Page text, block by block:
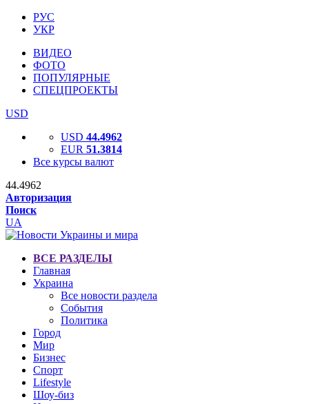
РУС
УКР
ВИДЕО
ФОТО
ПОПУЛЯРНЫЕ
СПЕЦПРОЕКТЫ
USD
USD 44.4962
EUR 51.3814
Все курсы валют
44.4962
Авторизация
Поиск
UA
ВСЕ РАЗДЕЛЫ
Главная
Украина
Все новости раздела
События
Политика
Город
Мир
Бизнес
Спорт
Lifestyle
Шоу-биз